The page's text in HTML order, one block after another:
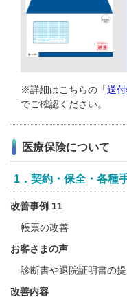
※詳細はこちらの「送
でご確認ください。
医療保険について
1．契約・保全・各種
改善事例 11
帳票の改善
お客さまの声
診断書や退院証明書の
改善内容